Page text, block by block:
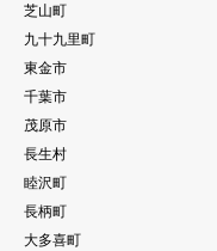
芝山町
九十九里町
東金市
千葉市
茂原市
長生村
睦沢町
長柄町
大多喜町